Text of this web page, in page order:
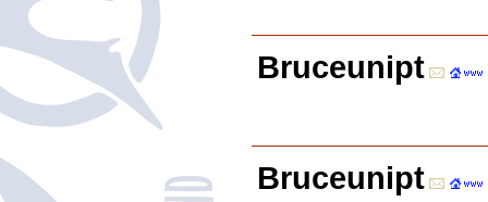
Bruceunipt
Bruceunipt